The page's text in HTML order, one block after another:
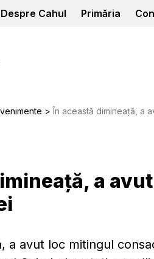
Despre Cahul Primăria
În această dimineață, a
a
a avut loc mitingul